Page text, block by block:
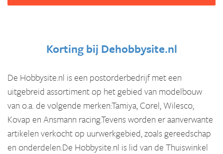
Korting bij Dehobbysite.nl
De Hobbysite.nl is een postorderbedrijf met een
uitgebreid assortiment op het gebied van modelbouw
van o.a. de volgende merken:Tamiya, Corel, Wilesco,
Kovap en Ansmann racing.Tevens worden er aanverwante
artikelen verkocht op uurwerkgebied, zoals gereedschap
en onderdelen.De Hobbysite.nl is lid van de Thuiswinkel